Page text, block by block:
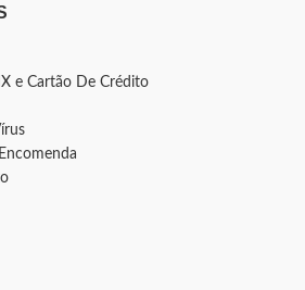
e Cartão De Crédito